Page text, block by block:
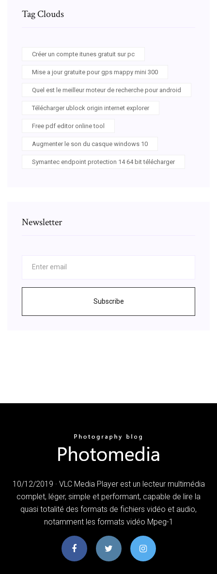
Tag Clouds
Créer un compte itunes gratuit sur pc
Mise a jour gratuite pour gps mappy mini 300
Quel est le meilleur moteur de recherche pour android
Télécharger ublock origin internet explorer
Free pdf editor online tool
Augmenter le son du casque windows 10
Symantec endpoint protection 14 64 bit télécharger
Newsletter
Subscribe
10/12/2019 · VLC Media Player est un lecteur multimédia
complet, léger, simple et performant, capable de lire la
quasi totalité des formats de fichiers vidéo et audio,
notamment les formats vidéo Mpeg-1